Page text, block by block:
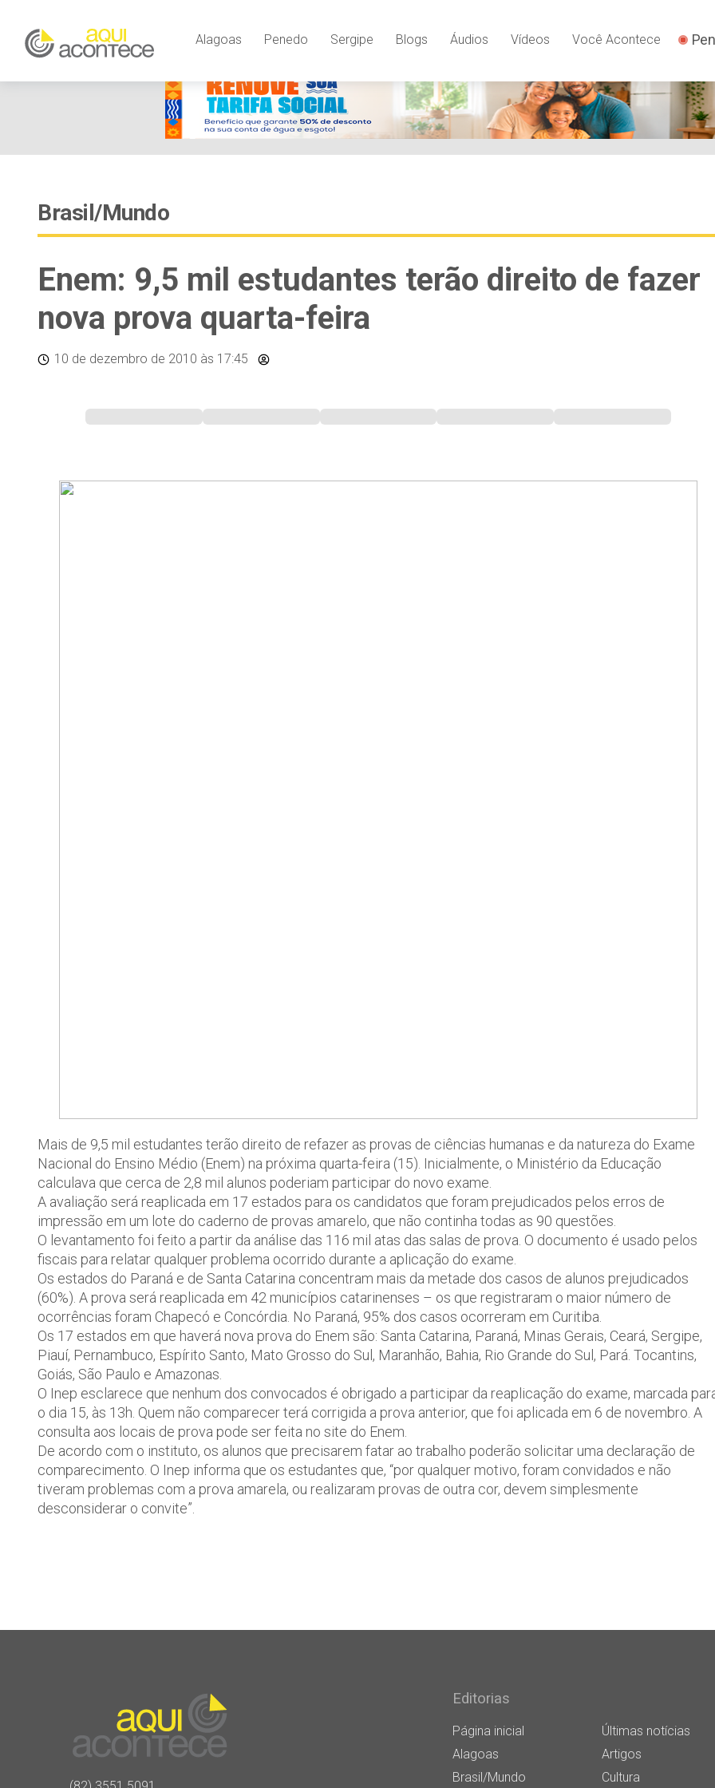
Alagoas Penedo Sergipe Blogs Áudios Vídeos Você Acontece
Brasil/Mundo
Enem: 9,5 mil estudantes terão direito de fazer
nova prova quarta-feira
10 de dezembro de 2010 às 17:45
Mais de 9,5 mil estudantes terão direito de refazer as provas de ciências humanas e da natureza do Exame
Nacional do Ensino Médio (Enem) na próxima quarta-feira (15). Inicialmente, o Ministério da Educação
calculava que cerca de 2,8 mil alunos poderiam participar do novo exame.
A avaliação será reaplicada em 17 estados para os candidatos que foram prejudicados pelos erros de
impressão em um lote do caderno de provas amarelo, que não continha todas as 90 questões.
O levantamento foi feito a partir da análise das 116 mil atas das salas de prova. O documento é usado pelos
fiscais para relatar qualquer problema ocorrido durante a aplicação do exame.
Os estados do Paraná e de Santa Catarina concentram mais da metade dos casos de alunos prejudicados
(60%). A prova será reaplicada em 42 municípios catarinenses – os que registraram o maior número de
ocorrências foram Chapecó e Concórdia. No Paraná, 95% dos casos ocorreram em Curitiba.
Os 17 estados em que haverá nova prova do Enem são: Santa Catarina, Paraná, Minas Gerais, Ceará, Sergipe,
Piauí, Pernambuco, Espírito Santo, Mato Grosso do Sul, Maranhão, Bahia, Rio Grande do Sul, Pará. Tocantins,
Goiás, São Paulo e Amazonas.
O Inep esclarece que nenhum dos convocados é obrigado a participar da reaplicação do exame, marcada
o dia 15, às 13h. Quem não comparecer terá corrigida a prova anterior, que foi aplicada em 6 de novembro. A
consulta aos locais de prova pode ser feita no site do Enem.
De acordo com o instituto, os alunos que precisarem fatar ao trabalho poderão solicitar uma declaração de
comparecimento. O Inep informa que os estudantes que, “por qualquer motivo, foram convidados e não
tiveram problemas com a prova amarela, ou realizaram provas de outra cor, devem simplesmente
desconsiderar o convite”.
Editorias
Página inicial
Últimas notícias
Alagoas
Artigos
Brasil/Mundo
Cultura